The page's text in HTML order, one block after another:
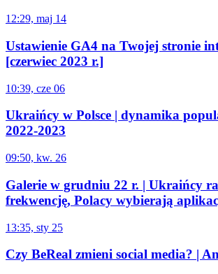
12:29, maj 14
Ustawienie GA4 na Twojej stronie
[czerwiec 2023 r.]
10:39, cze 06
Ukraińcy w Polsce | dynamika
2022-2023
09:50, kw. 26
Galerie w grudniu 22 r. | Ukraińcy
frekwencję, Polacy wybierają
13:35, sty 25
Czy BeReal zmieni social media? |